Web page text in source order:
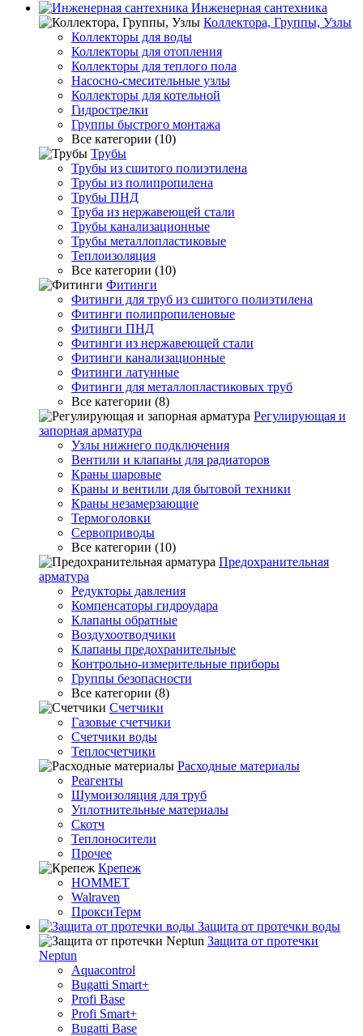
Инженерная сантехника
Коллектора, Группы, Узлы
Коллекторы для воды
Коллекторы для отопления
Коллекторы для теплого пола
Насосно-смесительные узлы
Коллекторы для котельной
Гидрострелки
Группы быстрого монтажа
Все категории (10)
Трубы
Трубы из сшитого полиэтилена
Трубы из полипропилена
Трубы ПНД
Труба из нержавеющей стали
Трубы канализационные
Трубы металлопластиковые
Теплоизоляция
Все категории (10)
Фитинги
Фитинги для труб из сшитого полиэтилена
Фитинги полипропиленовые
Фитинги ПНД
Фитинги из нержавеющей стали
Фитинги канализационные
Фитинги латунные
Фитинги для металлопластиковых труб
Все категории (8)
Регулирующая и
запорная арматура
Узлы нижнего подключения
Вентили и клапаны для радиаторов
Краны шаровые
Краны и вентили для бытовой техники
Краны незамерзающие
Термоголовки
Сервоприводы
Все категории (10)
Предохранительная
арматура
Редукторы давления
Компенсаторы гидроудара
Клапаны обратные
Воздухоотводчики
Клапаны предохранительные
Контрольно-измерительные приборы
Группы безопасности
Все категории (8)
Счетчики
Газовые счетчики
Счетчики воды
Теплосчетчики
Расходные материалы
Реагенты
Шумоизоляция для труб
Уплотнительные материалы
Скотч
Теплоносители
Прочее
Крепеж
HOMMET
Walraven
ПроксиТерм
Защита от протечки воды
Защита от протечки
Neptun
Aquacontrol
Bugatti Smart+
Profi Base
Profi Smart+
Bugatti Base